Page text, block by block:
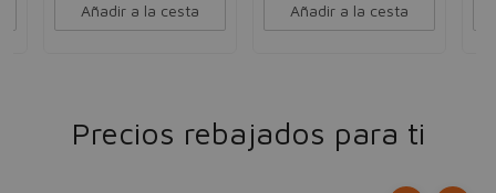
Añadir a la cesta Añadir a la cesta
Precios rebajados para ti